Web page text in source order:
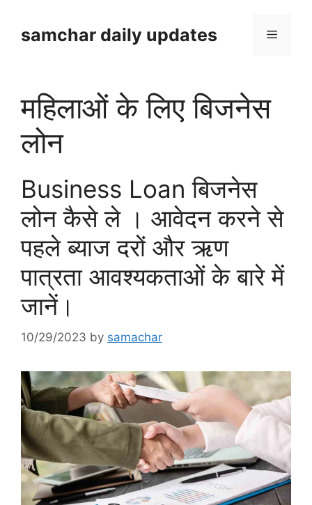
contentsamchar daily updates Menu
महिलाओं के लिए बिजनेस
लोन
Business Loan बिजनेस
लोन कैसे ले । आवेदन करने से
पहले ब्याज दरों और ऋण
पात्रता आवश्यकताओं के बारे में
जानें।
10/29/2023 by samachar